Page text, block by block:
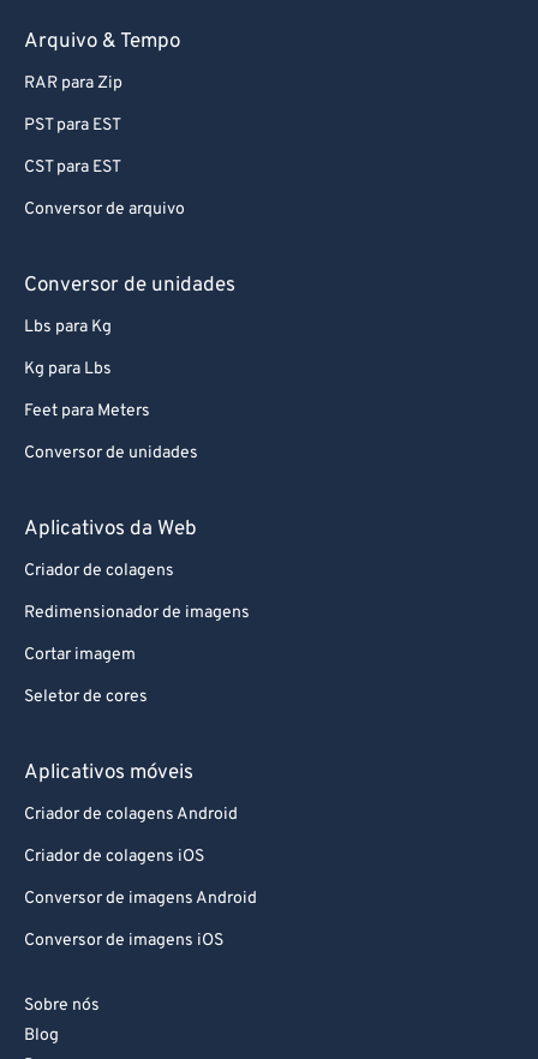
Arquivo & Tempo
RAR para Zip
PST para EST
CST para EST
Conversor de arquivo
Conversor de unidades
Lbs para Kg
Kg para Lbs
Feet para Meters
Conversor de unidades
Aplicativos da Web
Criador de colagens
Redimensionador de imagens
Cortar imagem
Seletor de cores
Aplicativos móveis
Criador de colagens Android
Criador de colagens iOS
Conversor de imagens Android
Conversor de imagens iOS
Sobre nós
Blog